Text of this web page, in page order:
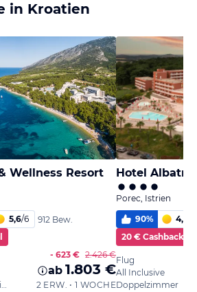
in Kroatien
Wellness Resort
5,6/6
912 Bew.
Deluxe-Zimmer / Superior
- 623 € 2.426 €
ab 1.803 €
2 ERW. • 1 WOCHE
Hotel
Porec, Istrien
90% 4,9
20 € Cashback
Flug
All Inclusive
Doppelzimmer